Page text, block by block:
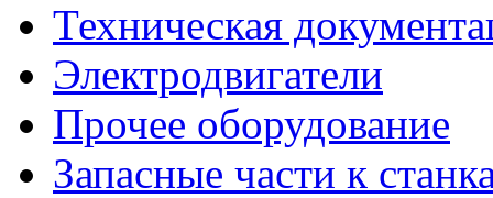
Техническая
Электродвигатели
Прочее оборудование
Запасные части к